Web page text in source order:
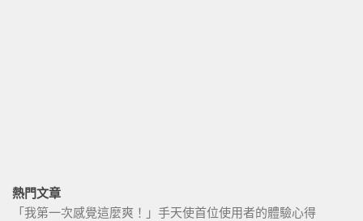
熱門文章
「我第一次感覺這麼爽！」手天使首位使用者的體驗心得